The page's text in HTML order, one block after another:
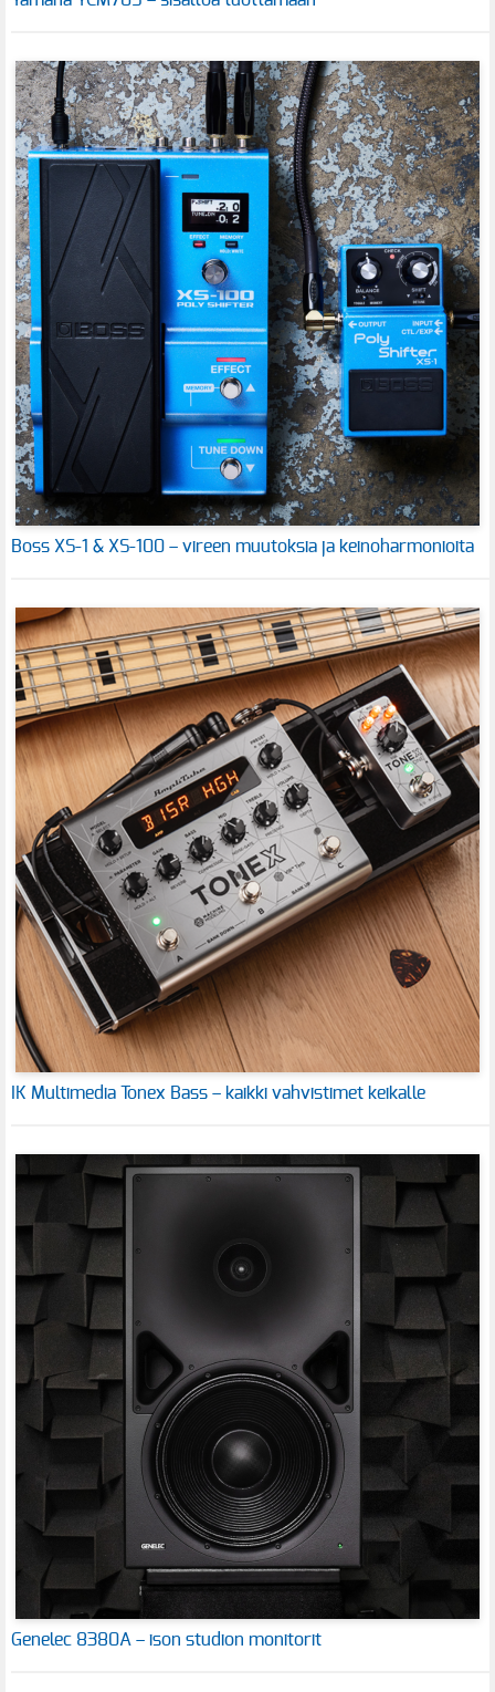
Boss XS-1 & XS-100 – vireen muutoksia ja keinoharmonioita
IK Multimedia Tonex Bass – kaikki vahvistimet keikalle
Genelec 8380A – ison studion monitorit